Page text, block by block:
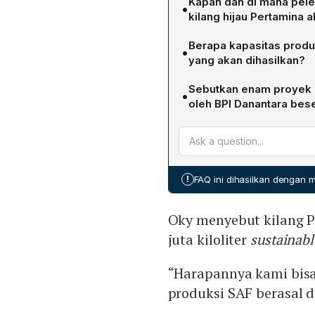
•
kilang hijau Pertamina
Peletakan batu pertama
dijadwalkan besok,
•Berapa kapasitas
yang akan dihasilkan?
Kilang hijau di Cilacap
memproduksi bioavtur
akan menghasilkan 0,3
target produksi SAF
•Sebutkan enam
oleh BPI Danantara
Enam proyek hilirisasi
Kalimantan Barat, US$2,4
Mempawah, US$890 juta;
Sulawesi Tengah,
Rp 1,3 triliun, Rp 1,6 triliun,
! FAQ ini dihasilkan dengan
Oky menyebut kilang
juta kiloliter
“Harapannya kami
produksi SAF berasal